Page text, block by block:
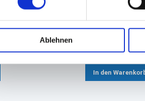
Ablehnen
In den